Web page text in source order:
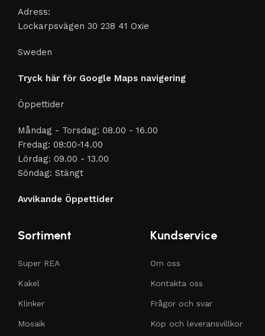
Adress:
Lockarpsvägen 30 238 41 Oxie
Sweden
Tryck här för Google Maps navigering
Öppettider
Måndag - Torsdag: 08.00 - 16.00
Fredag: 08:00-14.00
Lördag: 09.00 - 13.00
Söndag: Stängt
Avvikande Öppettider
Sortiment
Super REA
Kakel
Klinker
Mosaik
Kundservice
Om oss
Kontakta oss
Frågor och svar
Köp och leveransvillkor